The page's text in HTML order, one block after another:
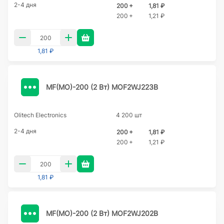
2-4 дня 200 +
1,81 ₽
200 +
1,21 ₽
1,81 ₽
MF(MO)-200 (2 Вт) MOF2WJ223B
Olitech Electronics 4 200 шт
2-4 дня 200 +
1,81 ₽
200 +
1,21 ₽
1,81 ₽
MF(MO)-200 (2 Вт) MOF2WJ202B